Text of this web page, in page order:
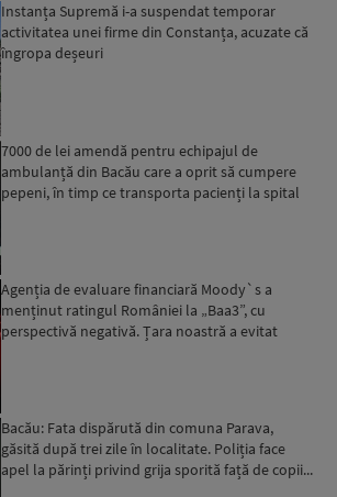
Instanța Supremă i-a suspendat temporar
activitatea unei firme din Constanța, acuzate că
îngropa deșeuri
7000 de lei amendă pentru echipajul de
ambulanță din Bacău care a oprit să cumpere
pepeni, în timp ce transporta pacienți la spital
Agenția de evaluare financiară Moody`s a
menținut ratingul României la „Baa3”, cu
perspectivă negativă. Țara noastră a evitat
Bacău: Fata dispărută din comuna Parava,
găsită după trei zile în localitate. Poliția face
apel la părinți privind grija sporită față de copii...